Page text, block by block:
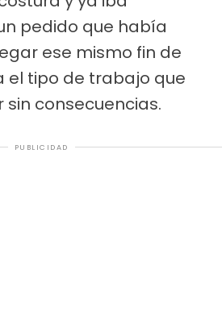
pedido que había
ese mismo fin de
el tipo de trabajo que
consecuencias.
PUBLICIDAD